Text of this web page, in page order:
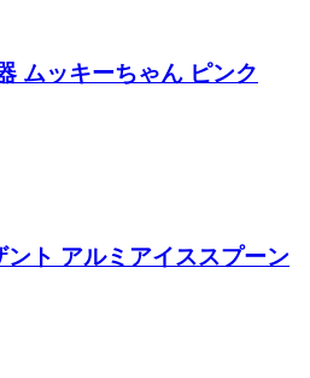
ムッキーちゃん ピンク
ント アルミアイススプーン